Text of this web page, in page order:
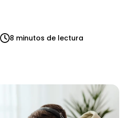
8 minutos de lectura